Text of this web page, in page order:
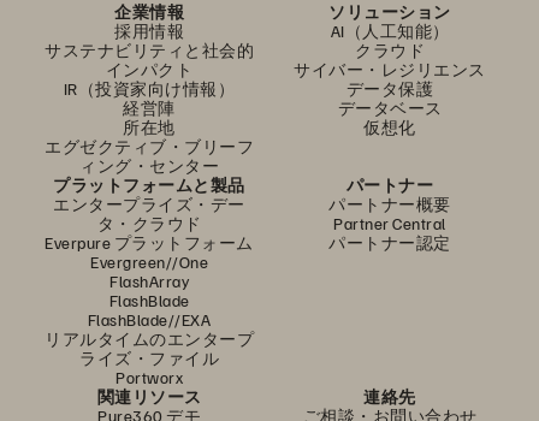
企業情報
採用情報
サステナビリティと社会的
インパクト
IR（投資家向け情報）
経営陣
所在地
エグゼクティブ・ブリーフ
ィング・センター
ソリューション
AI（人工知能）
クラウド
サイバー・レジリエンス
データ保護
データベース
仮想化
プラットフォームと製品
エンタープライズ・デー
タ・クラウド
Everpure プラットフォーム
Evergreen//One
FlashArray
FlashBlade
FlashBlade//EXA
リアルタイムのエンタープ
ライズ・ファイル
Portworx
パートナー
パートナー概要
Partner Central
パートナー認定
関連リソース
Pure360 デモ
連絡先
ご相談・お問い合わせ